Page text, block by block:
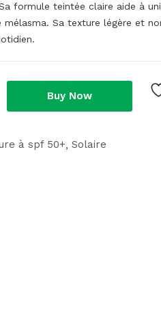
formule teintée claire aide à
Sa texture légère et
Buy Now
à spf 50+ Solaire